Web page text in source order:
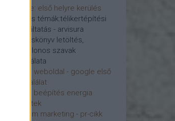
google: első helyre kerülés
és más témák:télikertépítési
szolgáltatás - arvisura
hangoskönyv letöltés,
elipszilonos szavak
használata
liberall weboldal - google első
hely, találat
terasz beépítés energia
télikertek
tartalom marketing - pr-cikk